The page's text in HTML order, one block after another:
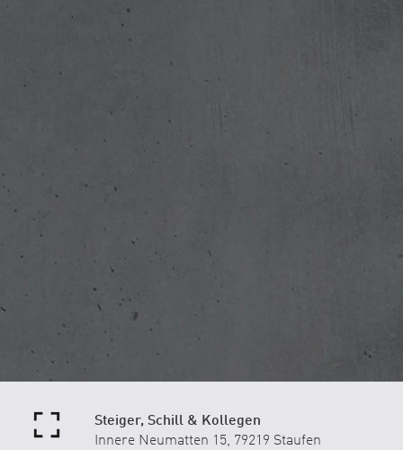
Steiger, Schill & Kollegen
Innere Neumatten 15, 79219 Staufen